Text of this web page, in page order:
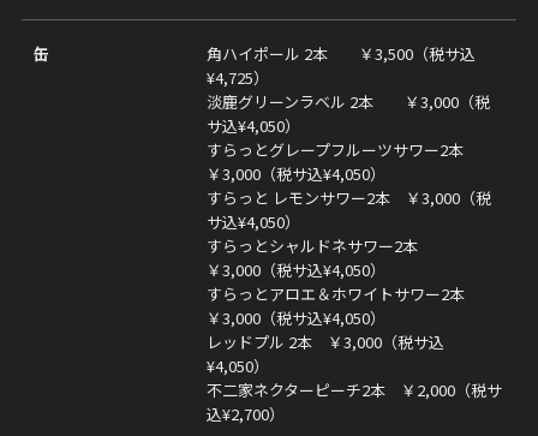
缶
角ハイポール 2本 ￥3,500（税サ込
¥4,725）
淡鹿グリーンラベル 2本 ￥3,000（税
サ込¥4,050）
すらっとグレープフルーツサワー2本
￥3,000（税サ込¥4,050）
すらっと レモンサワー2本 ￥3,000（税
サ込¥4,050）
すらっとシャルドネサワー2本
￥3,000（税サ込¥4,050）
すらっとアロエ＆ホワイトサワー2本
￥3,000（税サ込¥4,050）
レッドプル 2本 ￥3,000（税サ込
¥4,050）
不二家ネクターピーチ2本 ￥2,000（税サ
込¥2,700）